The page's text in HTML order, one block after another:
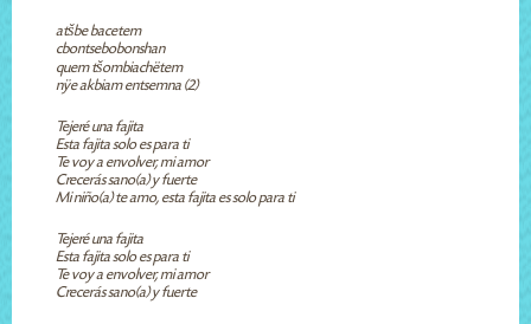
atšbe bacetem
cbontsebobonshan
quem tšombiachëtem
nÿe akbiam entsemna (2)
Tejeré una fajita
Esta fajita solo es para ti
Te voy a envolver, mi amor
Crecerás sano(a) y fuerte
Mi niño(a) te amo, esta fajita es solo para ti
Tejeré una fajita
Esta fajita solo es para ti
Te voy a envolver, mi amor
Crecerás sano(a) y fuerte